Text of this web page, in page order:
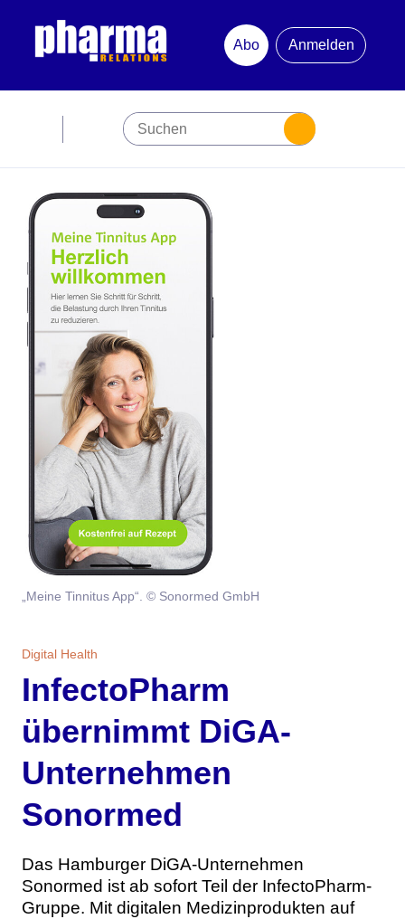
Abo
Anmelden
Premiumpartner
Jubiläum
Newsletter
Mediadaten
Themen
Marketing
Branche
Studien
Digital Health
Magazin
Aktuelle Ausgabe
Ausgabenarchiv
Abonnement
Kontakt
Team
Werben
„Meine Tinnitus App“. © Sonormed GmbH
Digital Health
InfectoPharm
übernimmt DiGA-
Unternehmen
Sonormed
Das Hamburger DiGA-Unternehmen
Sonormed ist ab sofort Teil der InfectoPharm-
Gruppe. Mit digitalen Medizinprodukten auf